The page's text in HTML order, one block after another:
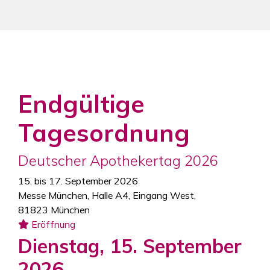
Endgültige
Tagesordnung
Deutscher Apothekertag 2026
15. bis 17. September 2026
Messe München, Halle A4, Eingang West,
81823 München
Eröffnung
Dienstag, 15. September